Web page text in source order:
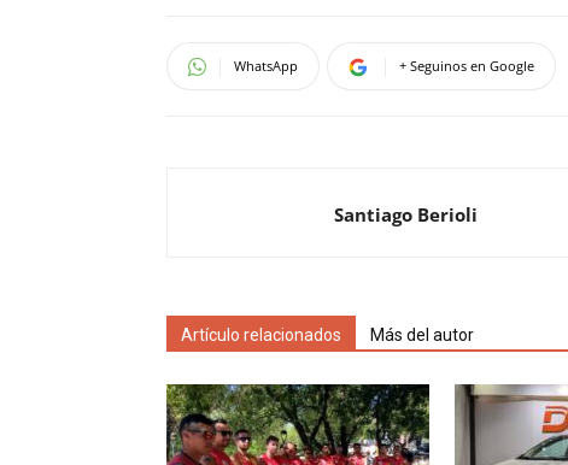
WhatsApp + Seguinos en Google
Santiago Berioli
Artículo relacionados Más del autor